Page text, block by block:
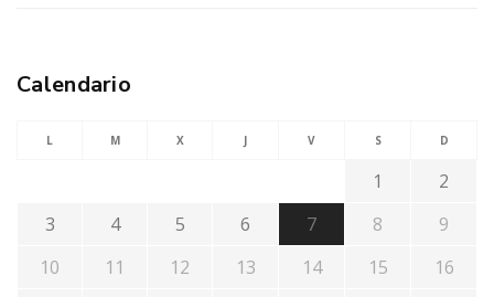
Calendario
L M X J V S D
1
2
3
4 5 6 7 8
9
10
11 12 13 14 15
16